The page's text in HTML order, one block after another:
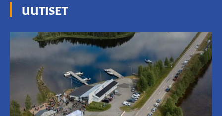
UUTISET